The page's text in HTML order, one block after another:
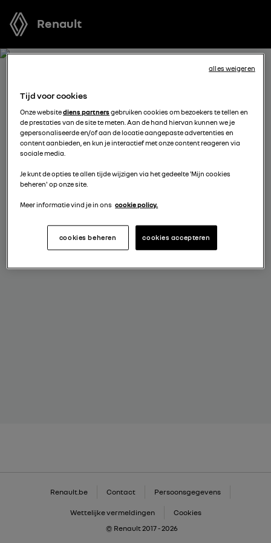
Renault
BOEK EEN TESTRIT MET
MEGANE E-TECH ELECTRIC
Welk voertuig past het best bij u? Voordat u een keuze
maakt, kunt u een gratis proefrit met een van onze
modellen boeken.
Renault.be Contact Persoonsgegevens
Wettelijke vermeldingen
Cookies
© Renault 2017 - 2026
Tijd voor cookies
Onze websitediens partnersgebruiken cookies om bezoekers te tellen en
de prestaties van de site te meten. Aan de hand hiervan kunnen we je
gepersonaliseerde en/of aan de locatie aangepaste advertenties en
content aanbieden, en kun je interactief met onze content reageren via
sociale media.
Je kunt de opties te allen tijde wijzigen via het gedeelte 'Mijn cookies
beheren' op onze site.
Meer informatie vind je in ons cookie policy.
cookies accepteren
cookies beheren
alles weigeren